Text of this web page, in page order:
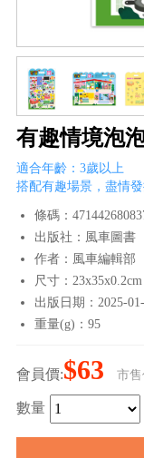
有趣情境泡
適合年齡：3歲以上
搭配有趣場景，盡情
條碼：
出版社：風車圖書
作者：風車編輯部
尺寸：23x35x0.2cm
出版日期：2025-
重量(g)：95
會員價:$63 市售
數量